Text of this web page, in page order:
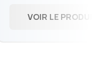
VOIR LE PRODUIT